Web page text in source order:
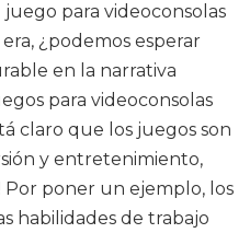
para videoconsolas
¿podemos esperar
en la narrativa
para videoconsolas
claro que los juegos son
y entretenimiento,
Por poner un ejemplo, los
habilidades de trabajo